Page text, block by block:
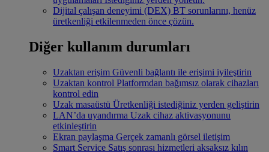
Dijital çalışan deneyimi (DEX) BT sorunlarını, henüz
üretkenliği etkilenmeden önce çözün.
Diğer kullanım durumları
Uzaktan erişim Güvenli bağlantı ile erişimi iyileştirin
Uzaktan kontrol Platformdan bağımsız olarak cihazları
kontrol edin
Uzak masaüstü Üretkenliği istediğiniz yerden geliştirin
LAN’da uyandırma Uzak cihaz aktivasyonunu
etkinleştirin
Ekran paylaşma Gerçek zamanlı görsel iletişim
Smart Service Satış sonrası hizmetleri aksaksız kılın